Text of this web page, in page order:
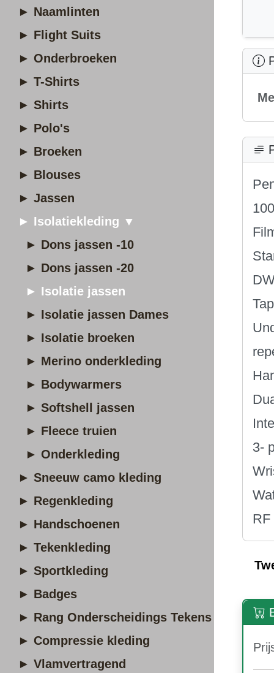
► Naamlinten
► Flight Suits
► Onderbroeken
► T-Shirts
► Shirts
► Polo's
► Broeken
► Blouses
► Jassen
► Isolatiekleding ▼
► Dons jassen -10
► Dons jassen -20
► Isolatie jassen
► Isolatie jassen Dames
► Isolatie broeken
► Merino onderkleding
► Bodywarmers
► Softshell jassen
► Fleece truien
► Onderkleding
► Sneeuw camo kleding
► Regenkleding
► Handschoenen
► Tekenkleding
► Sportkleding
► Badges
► Rang Onderscheidings Tekens
► Compressie kleding
► Vlamvertragend
3-
RF